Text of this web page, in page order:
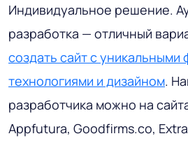
Индивидуальное решение.
разработка — отличный
создать сайт с уникальными
технологиями и дизайном.
разработчика можно на
Appfutura, Goodfirms.co,